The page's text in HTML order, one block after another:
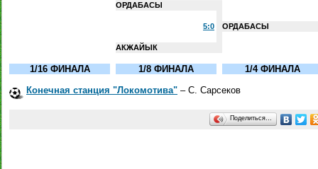
ОРДАБАСЫ
5:0 ОРДАБАСЫ
АКЖАЙЫК
1/16 ФИНАЛА 1/8 ФИНАЛА
1/4 ФИНАЛА
Конечная станция "Локомотива" – С. Сарсеков
Поделиться…